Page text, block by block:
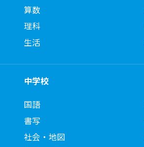
算数
理科
生活
中学校
国語
書写
社会・地図